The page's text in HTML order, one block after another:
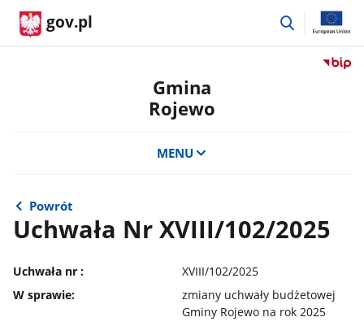
gov.pl
przejdź
Przejdź
Gmina
Rojewo
MENU
Powrót
Uchwała Nr XVIII/102/2025
Uchwała nr :
XVIII/102/2025
W sprawie:
zmiany uchwały budżetowej
Gminy Rojewo na rok 2025